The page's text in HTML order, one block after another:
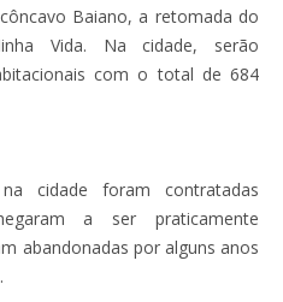
Baiano, a retomada do
Vida. Na cidade, serão
com o total de 684
cidade foram contratadas
a ser praticamente
abandonadas por alguns anos